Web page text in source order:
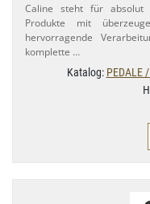
Caline steht für absolut
Produkte mit
hervorragende
komplette …
Katalog: PEDALE